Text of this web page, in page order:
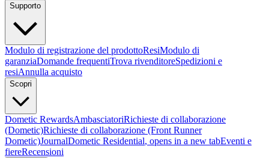
Supporto
Modulo di registrazione del prodottoResiModulo di
garanziaDomande frequentiTrova rivenditoreSpedizioni e
resiAnnulla acquisto
Scopri
Dometic RewardsAmbasciatoriRichieste di collaborazione
(Dometic)Richieste di collaborazione (Front Runner
Dometic)JournalDometic Residential, opens in a new tabEventi e
fiereRecensioni